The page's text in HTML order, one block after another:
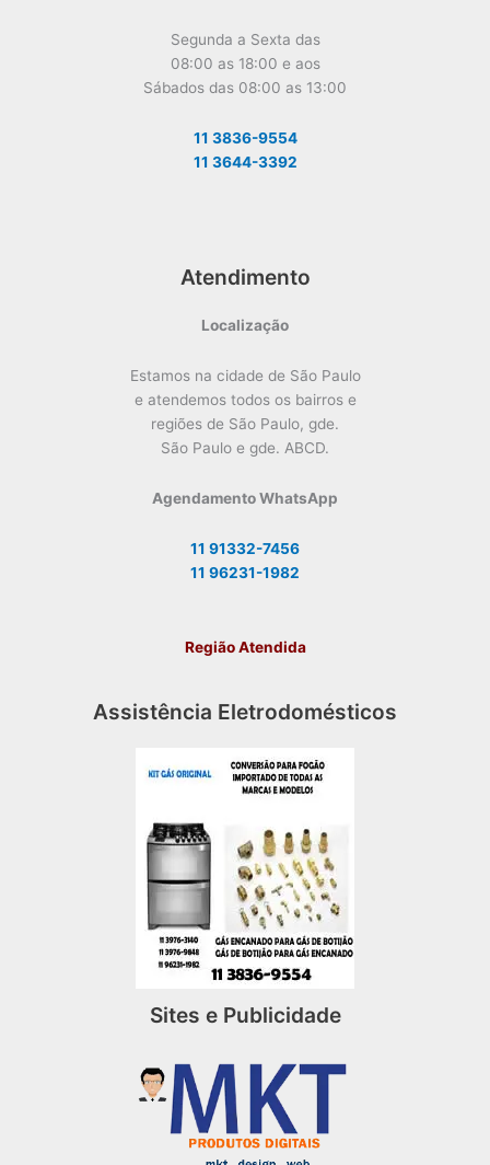
Segunda a Sexta das
08:00 as 18:00 e aos
Sábados das 08:00 as 13:00
11 3836-9554
11 3644-3392
Atendimento
Localização
Estamos na cidade de São Paulo
e atendemos todos os bairros e
regiões de São Paulo, gde.
São Paulo e gde. ABCD.
Agendamento WhatsApp
11 91332-7456
11 96231-1982
Região Atendida
Assistência Eletrodomésticos
Sites e Publicidade